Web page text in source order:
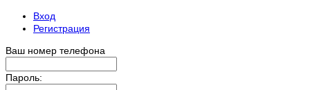
Вход
Регистрация
Ваш номер телефона
Пароль: